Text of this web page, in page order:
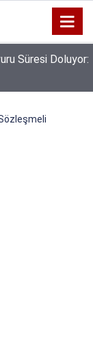
Süresi Doluyor: